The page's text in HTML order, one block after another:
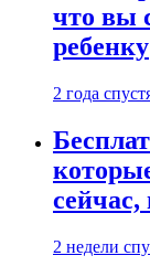
что вы
ребенку
2 года
2 недели